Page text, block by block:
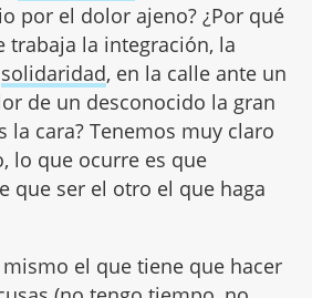
por el dolor ajeno? ¿Por qué
trabaja la integración, la
solidaridad, en la calle ante un
de un desconocido la gran
la cara? Tenemos muy claro
lo que ocurre es que
que ser el otro el que haga
el que tiene que hacer